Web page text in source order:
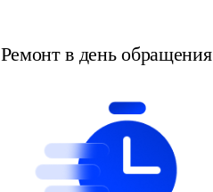
Ремонт в день обращения